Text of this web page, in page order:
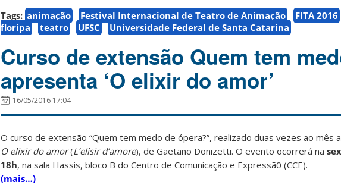
Tags: animação Festival Internacional de Teatro de Animação FITA 2016
floripa
teatro UFSC Universidade Federal de Santa Catarina
Curso de extensão Quem tem
apresenta ‘O elixir do amor’
16/05/2016 17:04
O curso de extensão “Quem tem medo de ópera?”, realizado duas vezes ao mês
O elixir do amor(L’elisir d’amore), de Gaetano Donizetti. O evento ocorrerá na
18h, na sala Hassis, bloco B do Centro de Comunicação e Expressã0 (CCE).
(mais…)